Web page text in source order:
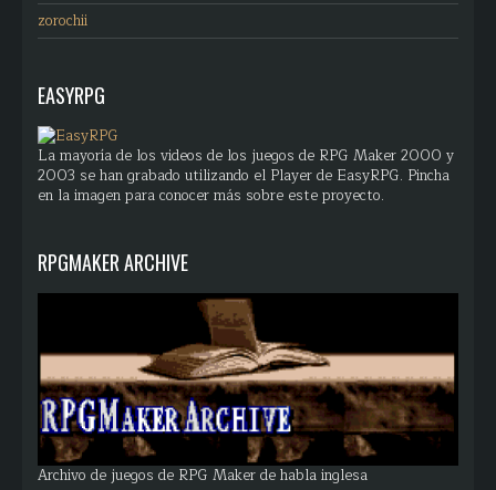
zorochii
EASYRPG
La mayoría de los videos de los juegos de RPG Maker 2000 y
2003 se han grabado utilizando el Player de EasyRPG. Pincha
en la imagen para conocer más sobre este proyecto.
RPGMAKER ARCHIVE
Archivo de juegos de RPG Maker de habla inglesa